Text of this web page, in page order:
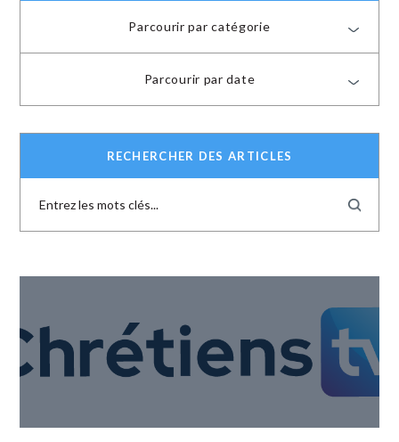
Parcourir par catégorie
Parcourir par date
RECHERCHER DES ARTICLES